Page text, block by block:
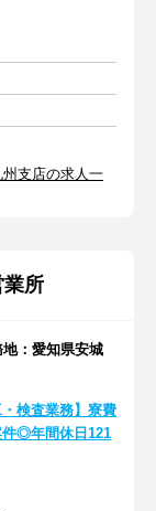
支店の求人一
業所
：愛知県安城
・検査業務】寮費
件◎年間休日121